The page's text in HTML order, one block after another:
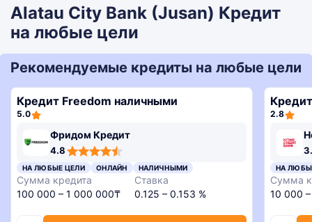
Alatau City Bank (Jusan) Кредит
на любые цели
Рекомендуемые кредиты на любые цели
Кредит Freedom наличными
5.0
Фридом Кредит
4.8
НА ЛЮБЫЕ ЦЕЛИ ОНЛАЙН НАЛИЧНЫМИ
Сумма кредита
100 000 – 1 000 000₸
Ставка
0.125 – 0.153 %
2.8
НА
Сумма
10 000
rating
rating